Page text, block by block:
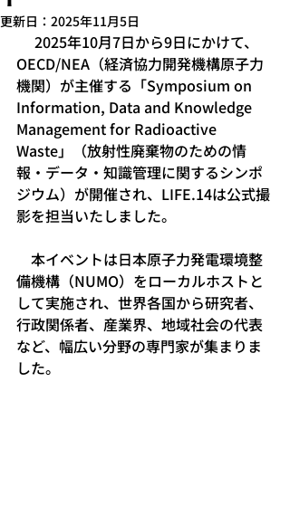
更新日： 2025年11月5日
2025年10月7日から9日にかけて、
OECD/NEA（経済協力開発機構原子力
機関）が主催する「Symposium on
Information, Data and Knowledge
Management for Radioactive
Waste」（放射性廃棄物のための情
報・データ・知識管理に関するシンポ
ジウム）が開催され、LIFE.14は公式撮
影を担当いたしました。
本イベントは日本原子力発電環境整
備機構（NUMO）をローカルホストと
して実施され、世界各国から研究者、
行政関係者、産業界、地域社会の代表
など、幅広い分野の専門家が集まりま
した。